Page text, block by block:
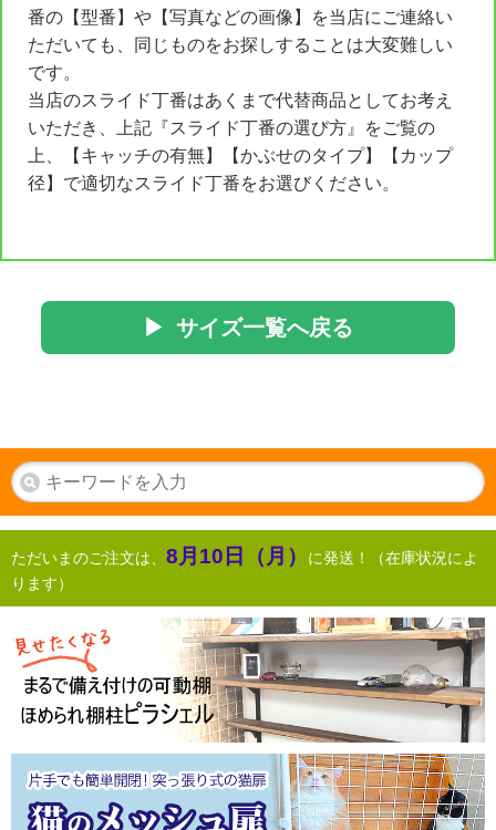
番の【型番】や【写真などの画像】を当店にご連絡い
ただいても、同じものをお探しすることは大変難しい
です。
当店のスライド丁番はあくまで代替商品としてお考え
いただき、上記『スライド丁番の選び方』をご覧の
上、【キャッチの有無】【かぶせのタイプ】【カップ
径】で適切なスライド丁番をお選びください。
▶ サイズ一覧へ戻る
ただいまのご注文は、 8月10日（月）
に発送！（在庫状況によ
ります）